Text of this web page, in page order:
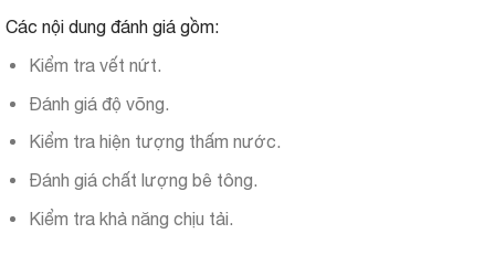
Các nội dung đánh giá gồm:
Kiểm tra vết nứt.
Đánh giá độ võng.
Kiểm tra hiện tượng thấm nước.
Đánh giá chất lượng bê tông.
Kiểm tra khả năng chịu tải.